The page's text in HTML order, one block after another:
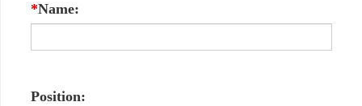
*Name:
Position: